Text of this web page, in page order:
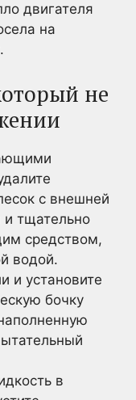
двигателя
на
не
с внешней
и тщательно
средством,
водой.
и установите
бочку
в